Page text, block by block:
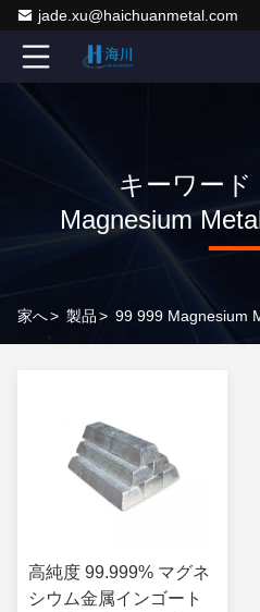
jade.xu@haichuanmetal.com
キーワー
Magnesium
家へ> 製品> 99 999 Magnesium
高純度 99.999% マグネ
シウム金属インゴート